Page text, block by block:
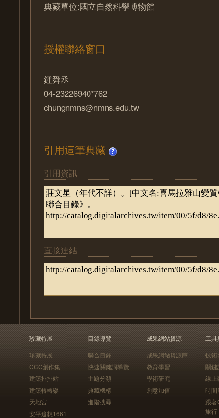
典藏單位:國立自然科學博物館
授權聯絡窗口
鍾舜丞
04-23226940*762
chungnmns@nmns.edu.tw
引用這筆典藏
引用資訊
直接連結
珍藏特展
珍藏特展
CCC創作集
建築排排站
建築轉轉樂
天地宮
安平追想1661
目錄導覽
聯合目錄
快速關鍵詞導覽
主題分類
典藏機構
進階搜尋
成果網站資源
成果網站資源庫
教育學習
學術研究
創意加值
工具
技術
關鍵
線上
時間
跟
旅行